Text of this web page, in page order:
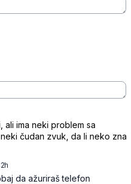
ali ima neki problem sa
čudan zvuk, da li neko zna
da ažuriraš telefon